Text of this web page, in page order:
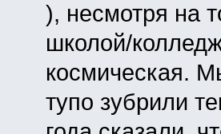
), несмотря на
школой/
космическая.
тупо зубрили